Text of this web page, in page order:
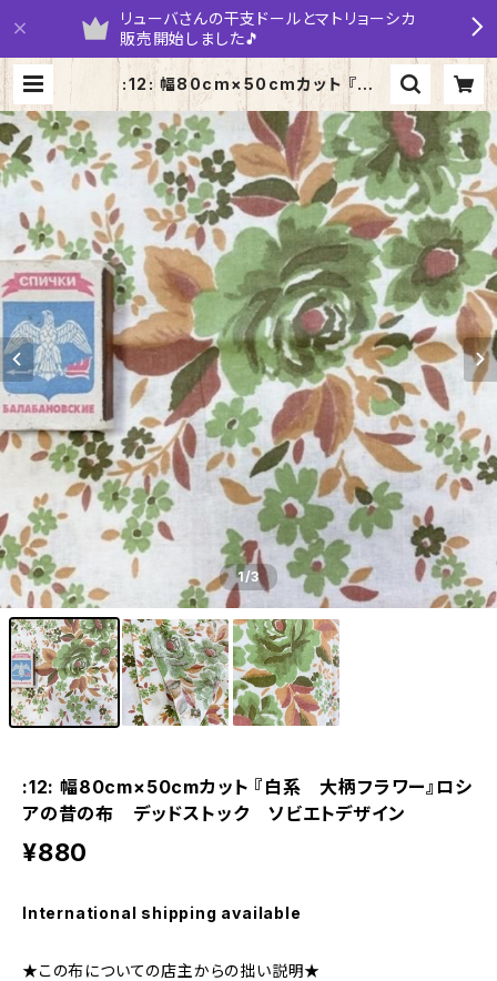
リューバさんの干支ドールとマトリョーシカ
販売開始しました🎵
:12: 幅80cm×50cmカット 『白
系 大柄フラワー』ロシアの昔の布
デッドストック ソビエトデザイン | y
arumaruka
1/3
:12: 幅80cm×50cmカット 『白系 大柄フラワー』ロシ
アの昔の布 デッドストック ソビエトデザイン
¥880
International shipping available
★この布についての店主からの拙い説明★